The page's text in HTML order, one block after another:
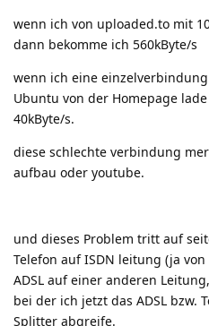
wenn ich von uploaded.to mit
dann bekomme ich 560kByte/s
wenn ich eine
Ubuntu von der Homepage
40kByte/s.
diese schlechte verbindung
aufbau oder youtube.
und dieses Problem tritt auf
Telefon auf ISDN leitung (ja
ADSL auf einer anderen
bei der ich jetzt das ADSL bzw.
Splitter abgreife.